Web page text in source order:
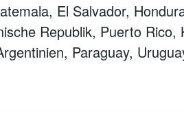
El Salvador,
Republik, Puerto Rico,
Paraguay,